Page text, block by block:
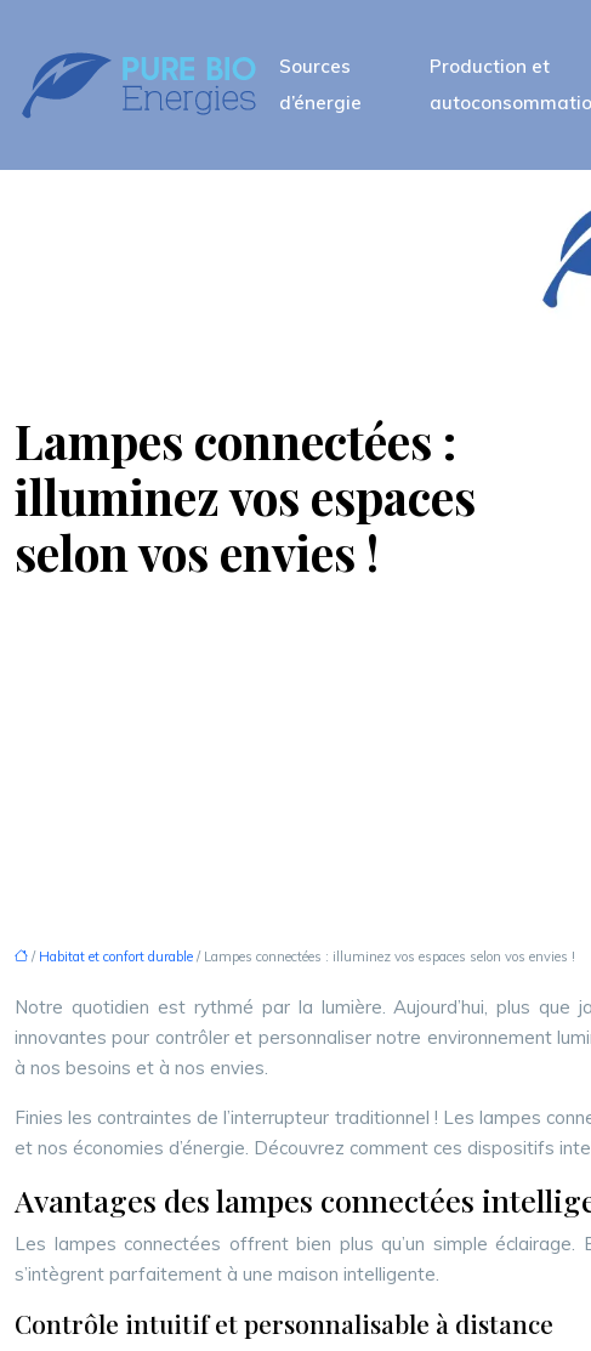
Sources
d’énergie
Production et
Lampes connectées :
illuminez vos espaces
selon vos envies !
/ Habitat et confort durable / Lampes connectées : illuminez vos espaces selon vos envies !
Notre quotidien est rythmé par la lumière. Aujourd’hui, plus que
innovantes pour contrôler et personnaliser notre environnement
à nos besoins et à nos envies.
Finies les contraintes de l’interrupteur traditionnel ! Les lampes
et nos économies d’énergie. Découvrez comment ces dispositifs
Avantages des lampes connectées
Les lampes connectées offrent bien plus qu’un simple
s’intègrent parfaitement à une maison intelligente.
Contrôle intuitif et personnalisable à distance